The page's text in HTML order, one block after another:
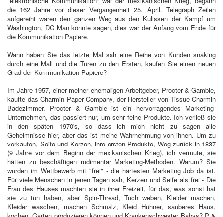
die 162 Jahre vor dieser Vergangenheit 25. April. Telegraph Zeilen
aufgereiht waren den ganzen Weg aus den Kulissen der Kampf um
Washington, DC Man könnte sagen, dies war der Anfang vom Ende für
die Kommunikation Papiere.
Wann haben Sie das letzte Mal sah eine Reihe von Kunden snaking
durch eine Mall und die Türen zu den Ersten, kaufen Sie einen neuen
Grad der Kommunikation Papiere?
Im Jahre 1957, einer meiner ehemaligen Arbeitgeber, Procter & Gamble,
kaufte das Charmin Paper Company, der Hersteller von Tissue-Charmin
Badezimmer. Procter & Gamble ist ein hervorragendes Marketing-
Unternehmen, das passiert nur, um sehr feine Produkte. Ich verließ sie
in den späten 1970's, so dass ich mich nicht zu sagen alle
Geheimnisse hier, aber das ist meine Wahrnehmung von ihnen. Um zu
verkaufen, Seife und Kerzen, ihre ersten Produkte, Weg zurück in 1837
(9 Jahre vor dem Beginn der mexikanischen Krieg), ich vermute, sie
hätten zu beschäftigen rudimentär Marketing-Methoden. Warum? Sie
wurden im Wettbewerb mit "frei" - die härtesten Marketing Job da ist.
Für viele Menschen in jenen Tagen sah, Kerzen und Seife als frei - Die
Frau des Hauses machten sie in ihrer Freizeit, für das, was sonst hat
sie zu tun haben, aber Spin-Thread, Tuch weben, Kleider machen,
Kleider waschen, machen Schmalz, Kleid Hühner, sauberes Haus,